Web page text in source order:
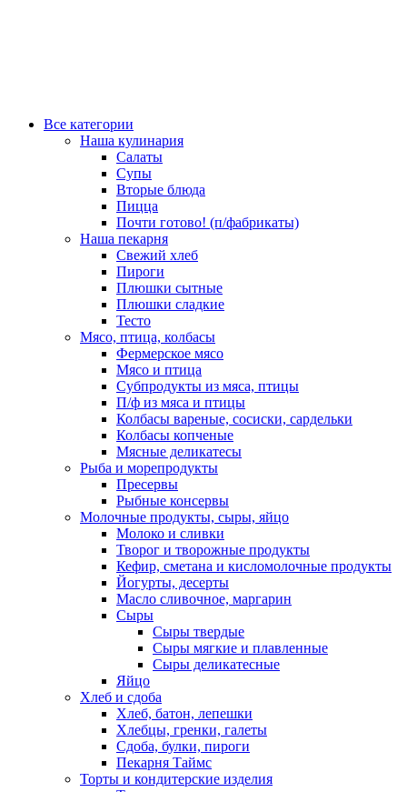
Все категории
Наша кулинария
Салаты
Супы
Вторые блюда
Пицца
Почти готово! (п/фабрикаты)
Наша пекарня
Свежий хлеб
Пироги
Плюшки сытные
Плюшки сладкие
Тесто
Мясо, птица, колбасы
Фермерское мясо
Мясо и птица
Субпродукты из мяса, птицы
П/ф из мяса и птицы
Колбасы вареные, сосиски, сардельки
Колбасы копченые
Мясные деликатесы
Рыба и морепродукты
Пресервы
Рыбные консервы
Молочные продукты, сыры, яйцо
Молоко и сливки
Творог и творожные продукты
Кефир, сметана и кисломолочные продукты
Йогурты, десерты
Масло сливочное, маргарин
Сыры
Сыры твердые
Сыры мягкие и плавленные
Сыры деликатесные
Яйцо
Хлеб и сдоба
Хлеб, батон, лепешки
Хлебцы, гренки, галеты
Сдоба, булки, пироги
Пекарня Таймс
Торты и кондитерские изделия